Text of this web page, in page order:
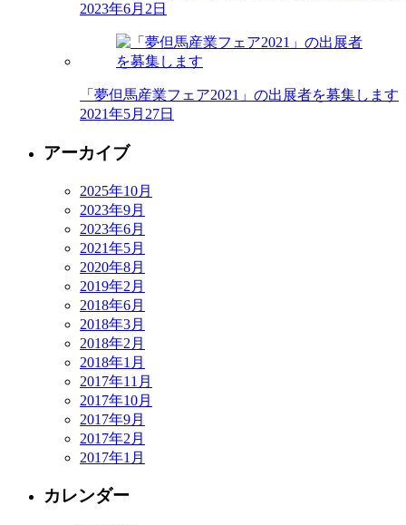
2023年6月2日
「夢但馬産業フェア2021」の出展者を募集します
2021年5月27日
アーカイブ
2025年10月
2023年9月
2023年6月
2021年5月
2020年8月
2019年2月
2018年6月
2018年3月
2018年2月
2018年1月
2017年11月
2017年10月
2017年9月
2017年2月
2017年1月
カレンダー